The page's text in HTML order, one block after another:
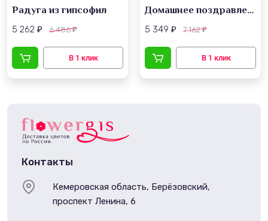
Радуга из гипсофил
5 262 ₽ 6 486₽
Домашнее поздравление
5 349 ₽ 7 162₽
Контакты
Кемеровская область, Берёзовский,
проспект Ленина, 6